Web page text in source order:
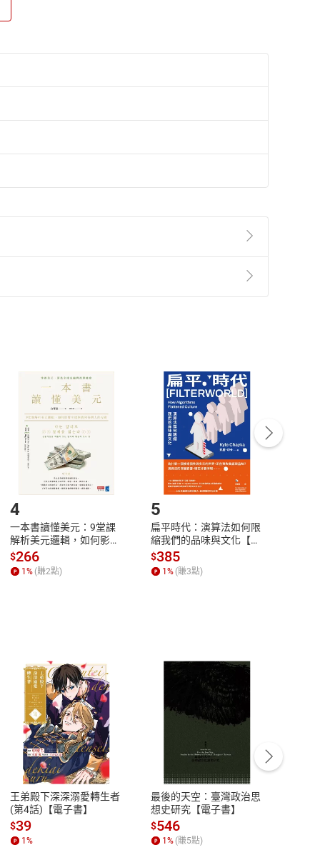
第2條第5款之規定，「非以有形媒介提供之數位
點選「瀏覽訂單明細」 「申請取消訂單/退
貨。
付款方式
Payment
完成訂單
Complete
號，下載書籍後看書
性
參
客服資訊
服務時間：週一到週五 10:00-12:00、
13:00-17:00 (國定假日及例假日休息)
客服電話：0080-1857077
4
一本書讀懂美元：9堂課
解析美元邏輯，如何影響
全球經濟和每個人的投資
【電子書】
$266
1% (賺2點)
5
扁平時代：演算法如何限
縮我們的品味與文化【電
子書】
$385
1% (賺3點)
王弟殿下深深溺愛轉生者
(第4話)【電子書】
$39
1%
最後的天空：臺灣政治思
想史研究【電子書】
$546
1% (賺5點)